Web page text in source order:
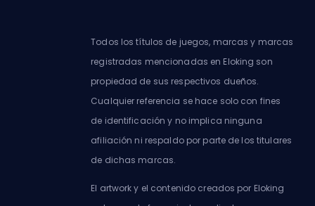
Todos los títulos de juegos, marcas y marcas
registradas mencionadas en Eloking son
propiedad de sus respectivos dueños.
Cualquier referencia se hace solo con fines
de identificación y no implica ninguna
afiliación ni respaldo por parte de los titulares
de dichas marcas.
El artwork y el contenido creados por Eloking